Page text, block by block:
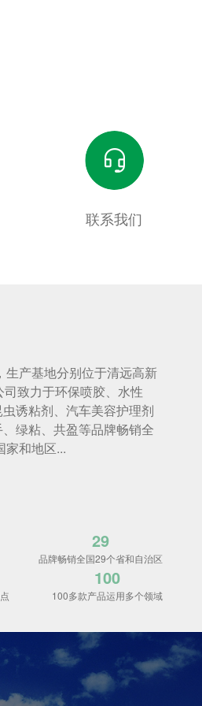
联系我们
产基地分别位于清远高新
致力于环保喷胶、水性
诱粘剂、汽车美容护理剂
绿粘、共盈等品牌畅销全
家和地区...
29
品牌畅销全国29个省和自治区
100
100多款产品运用多个领域